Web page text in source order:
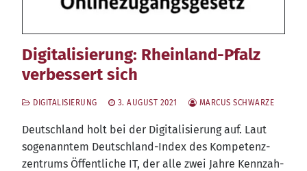
Digitalisierung: Rheinland-Pfalz
verbessert sich
DIGITALISIERUNG 3. AUGUST 2021 MARCUS SCHWARZE
Deutsch­land holt bei der Digi­ta­li­sie­rung auf. Laut
soge­nann­tem Deutsch­land-Index des Kom­pe­tenz­
zen­trums Öffent­li­che IT, der alle zwei Jah­re Kenn­zah­